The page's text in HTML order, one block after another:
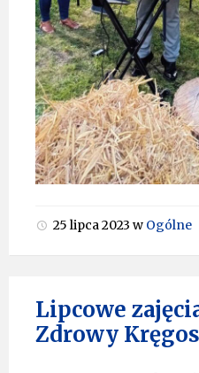
25 lipca 2023 w Ogólne
Lipcowe
Zdrowy